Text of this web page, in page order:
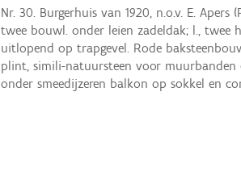
Nr. 30. Burgerhuis van 1920, n.o.v. E. Apers
twee bouwl. onder leien zadeldak; l., twee
uitlopend op trapgevel. Rode
plint, simili-natuursteen voor muurbanden
onder smeedijzeren balkon op sokkel en